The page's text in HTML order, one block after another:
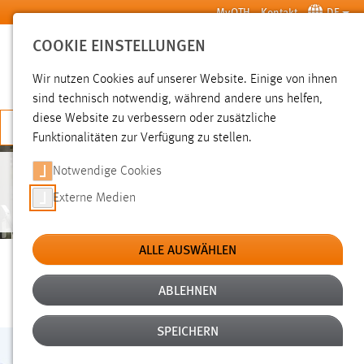
Zum Hauptinhalt springen MyOTH Kontakt DE
SUCHE
JETZT BEWERBEN
ALUMNI
UNSER ALUMNI-NETZWERK
COOKIE EINSTELLUNGEN
Wir nutzen Cookies auf unserer Website. Einige von ihnen
sind technisch notwendig, während andere uns helfen,
diese Website zu verbessern oder zusätzliche
Funktionalitäten zur Verfügung zu stellen.
Notwendige Cookies
Externe Medien
ALLE AUSWÄHLEN
ABLEHNEN
SPEICHERN